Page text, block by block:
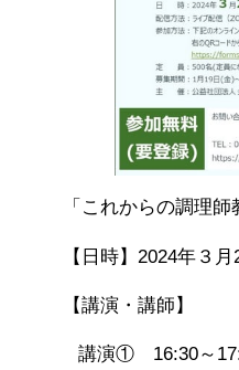
「これからの調理
【日時】 2024年３月
【講演・講師】
講演① 16:30～